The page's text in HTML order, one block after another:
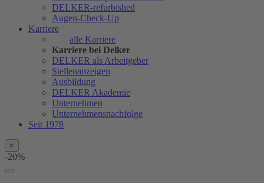
DELKER-refurbished
Augen-Check-Up
Karriere
alle Karriere
Karriere bei Delker
DELKER als Arbeitgeber
Stellenanzeigen
Ausbildung
DELKER Akademie
Unternehmen
Unternehmensnachfolge
Seit 1978
×
-20%